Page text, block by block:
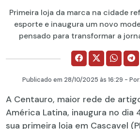
Primeira loja da marca na cidade
esporte e inaugura um novo
pensado para transformar a
Publicado em 28/10/2025 às 16:29 - Por:
A Centauro, maior rede de
América Latina, inaugura no dia
sua primeira loja em Cascavel